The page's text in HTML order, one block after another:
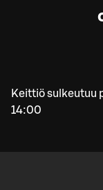
Keittiö sulkeutuu
14:00